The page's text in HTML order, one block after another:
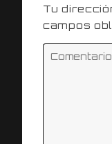
Tu
campos